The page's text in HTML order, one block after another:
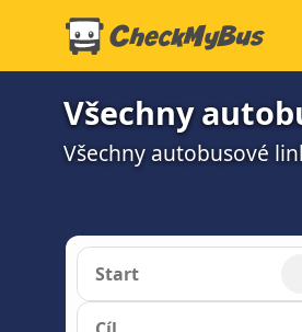
Všechny
Všechny autobusové